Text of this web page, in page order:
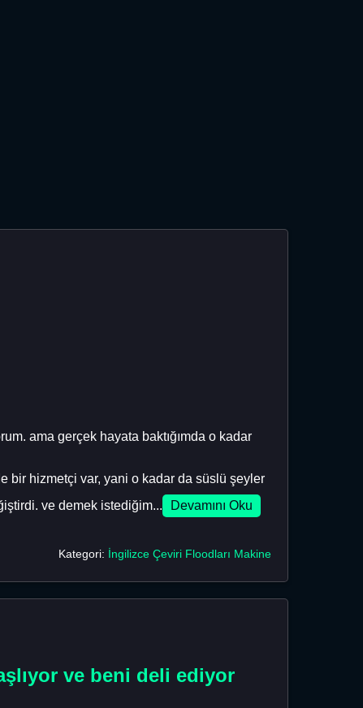
ama gerçek hayata baktığımda o kadar
bir hizmetçi var, yani o kadar da süslü şeyler
ve demek istediğim...
Devamını Oku
Kategori: İngilizce Çeviri Floodları Makine
ve beni deli ediyor